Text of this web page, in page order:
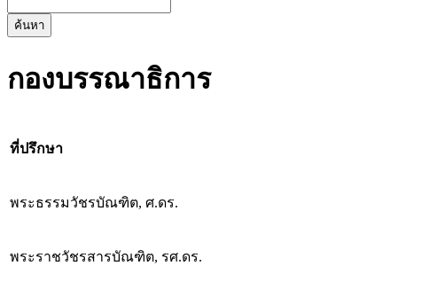
ค้นหา
กองบรรณาธิการ
ที่ปรึกษา
พระธรรมวัชรบัณฑิต, ศ.ดร.
พระราชวัชรสารบัณฑิต, รศ.ดร.